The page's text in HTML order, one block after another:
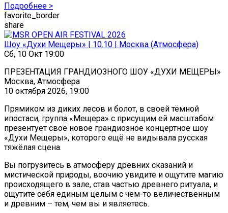
Подробнее >
favorite_border
share
Шоу «Духи Мещеры» | 10.10 | Москва (Атмосфера)
Сб, 10 Окт 19:00
ПРЕЗЕНТАЦИЯ ГРАНДИОЗНОГО ШОУ «ДУХИ МЕЩЕРЫ»
Москва, Атмосфера
10 октября 2026, 19:00
Прямиком из диких лесов и болот, в своей тёмной
ипостаси, группа «Мещера» с присущим ей масштабом
презентует своё новое грандиозное концертное шоу
«Духи Мещеры», которого ещё не видывала русская
тяжёлая сцена.
Вы погрузитесь в атмосферу древних сказаний и
мистической природы, воочию увидите и ощутите магию
происходящего в зале, став частью древнего ритуала, и
ощутите себя единым целым с чем-то величественным
и древним – тем, чем вы и являетесь.